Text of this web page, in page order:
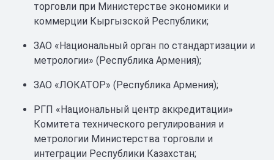
торговли при Министерстве экономики и
коммерции Кыргызской Республики;
ЗАО «Национальный орган по стандартизации и
метрологии» (Республика Армения);
ЗАО «ЛОКАТОР» (Республика Армения);
РГП «Национальный центр аккредитации»
Комитета технического регулирования и
метрологии Министерства торговли и
интеграции Республики Казахстан;